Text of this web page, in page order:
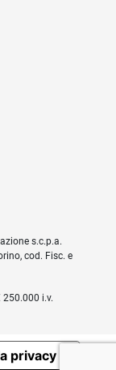
s.c.p.a.
cod. Fisc. e
250.000 i.v.
privacy